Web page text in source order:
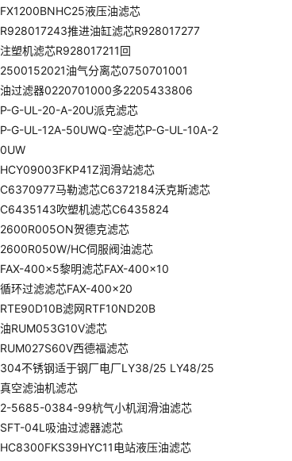
FX1200BNHC25液压油滤芯
R928017243推进油缸滤芯R928017277
注塑机滤芯R928017211回
2500152021油气分离芯0750701001
油过滤器0220701000多2205433806
P-G-UL-20-A-20U派克滤芯
P-G-UL-12A-50UWQ-空滤芯P-G-UL-10A-2
0UW
HCY09003FKP41Z润滑站滤芯
C6370977马勒滤芯C6372184沃克斯滤芯
C6435143吹塑机滤芯C6435824
2600R005ON贺德克滤芯
2600R050W/HC伺服阀油滤芯
FAX-400×5黎明滤芯FAX-400×10
循环过滤滤芯FAX-400×20
RTE90D10B滤网RTF10ND20B
油RUM053G10V滤芯
RUM027S60V西德福滤芯
304不锈钢适于钢厂电厂LY38/25 LY48/25
真空滤油机滤芯
2-5685-0384-99杭气小机润滑油滤芯
SFT-04L吸油过滤器滤芯
HC8300FKS39HYC11电站液压油滤芯